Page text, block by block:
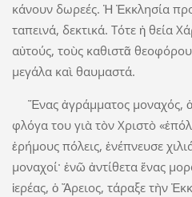
κάνουν δωρεές. Ἡ Ἐκκλησία
ταπεινά, δεκτικά. Τότε ἡ θεία
αὐτούς, τοὺς καθιστᾶ
μεγάλα καὶ θαυμαστά.
Ἕνας ἀγράμματος μοναχός,
φλόγα του γιὰ τὸν Χριστὸ
ἐρήμους πόλεις, ἐνέπνευσε
μοναχοί· ἐνῶ ἀντίθετα ἕνας
ἱερέας, ὁ Ἄρειος, τάραξε τὴν